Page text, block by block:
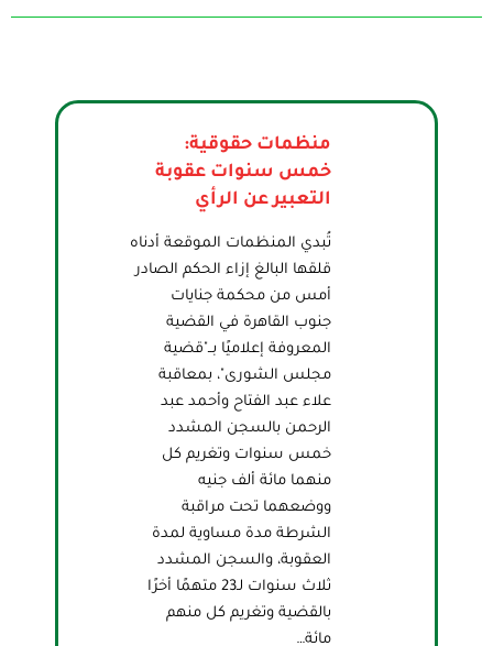
منظمات حقوقية:
خمس سنوات عقوبة
التعبير عن الرأي
تُبدي المنظمات الموقعة أدناه
قلقها البالغ إزاء الحكم الصادر
أمس من محكمة جنايات
جنوب القاهرة في القضية
المعروفة إعلاميًا بــ"قضية
مجلس الشورى"، بمعاقبة
علاء عبد الفتاح وأحمد عبد
الرحمن بالسجن المشدد
خمس سنوات وتغريم كل
منهما مائة ألف جنيه
ووضعهما تحت مراقبة
الشرطة مدة مساوية لمدة
العقوبة، والسجن المشدد
ثلاث سنوات لـ23 متهمًا أخرًا
بالقضية وتغريم كل منهم
مائة…